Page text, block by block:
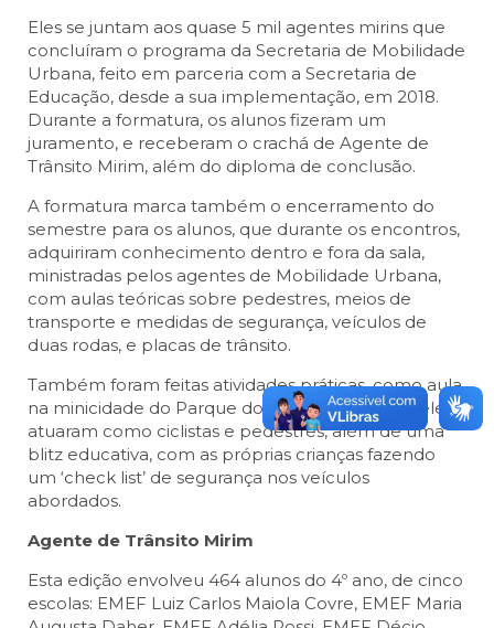
Eles se juntam aos quase 5 mil agentes mirins que
concluíram o programa da Secretaria de Mobilidade
Urbana, feito em parceria com a Secretaria de
Educação, desde a sua implementação, em 2018.
Durante a formatura, os alunos fizeram um
juramento, e receberam o crachá de Agente de
Trânsito Mirim, além do diploma de conclusão.
A formatura marca também o encerramento do
semestre para os alunos, que durante os encontros,
adquiriram conhecimento dentro e fora da sala,
ministradas pelos agentes de Mobilidade Urbana,
com aulas teóricas sobre pedestres, meios de
transporte e medidas de segurança, veículos de
duas rodas, e placas de trânsito.
Também foram feitas atividades práticas, como aula
na minicidade do Parque dos Eucaliptos, onde eles
atuaram como ciclistas e pedestres, além de uma
blitz educativa, com as próprias crianças fazendo
um ‘check list’ de segurança nos veículos
abordados.
Agente de Trânsito Mirim
Esta edição envolveu 464 alunos do 4º ano, de cinco
escolas: EMEF Luiz Carlos Maiola Covre, EMEF Maria